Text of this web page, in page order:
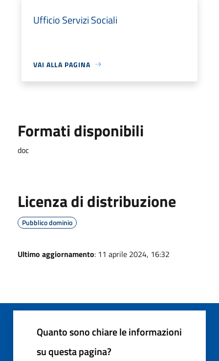
Ufficio Servizi Sociali
VAI ALLA PAGINA
Formati disponibili
doc
Licenza di distribuzione
Pubblico dominio
Ultimo aggiornamento: 11 aprile 2024, 16:32
Quanto sono chiare le informazioni
su questa pagina?